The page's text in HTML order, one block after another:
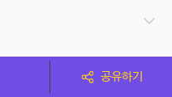
공유하기